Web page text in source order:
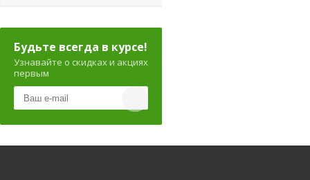
Будьте всегда в курсе!
Узнавайте о скидках и акциях
первым